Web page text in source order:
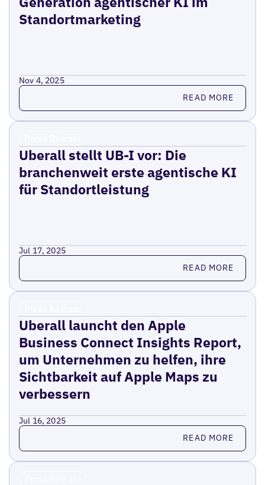
Standortmarketing
Nov 4, 2025
Read more READ MORE
Uberall stellt UB-I vor: Die
branchenweit erste agentische KI
für Standortleistung
Jul 17, 2025
Read more READ MORE
Uberall launcht den Apple
Business Connect Insights Report,
um Unternehmen zu helfen, ihre
Sichtbarkeit auf Apple Maps zu
verbessern
Jul 16, 2025
Read more READ MORE